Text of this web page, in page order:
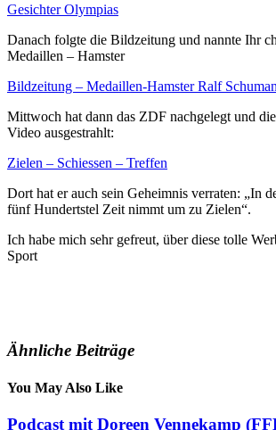
Gesichter Olympias
Danach folgte die Bildzeitung und nannte Ihr
Medaillen – Hamster
Bildzeitung – Medaillen-Hamster Ralf
Mittwoch hat dann das ZDF nachgelegt und
Video ausgestrahlt:
Zielen – Schiessen – Treffen
Dort hat er auch sein Geheimnis verraten: „In
fünf Hundertstel Zeit nimmt um zu Zielen“.
Ich habe mich sehr gefreut, über diese tolle
Sport
Ähnliche Beiträge
You May Also Like
Podcast mit Doreen Vennekamp